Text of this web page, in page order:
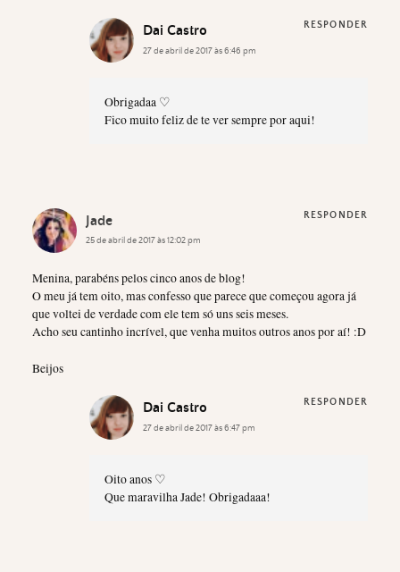
Dai Castro
27 de abril de 2017 às 6:46 pm
Obrigadaa ♡
Fico muito feliz de te ver sempre por aqui!
RESPONDER
Jade
25 de abril de 2017 às 12:02 pm
Menina, parabéns pelos cinco anos de blog!
O meu já tem oito, mas confesso que parece que começou agora já
que voltei de verdade com ele tem só uns seis meses.
Acho seu cantinho incrível, que venha muitos outros anos por aí! :D
Beijos
RESPONDER
Dai Castro
27 de abril de 2017 às 6:47 pm
Oito anos ♡
Que maravilha Jade! Obrigadaaa!
RESPONDER